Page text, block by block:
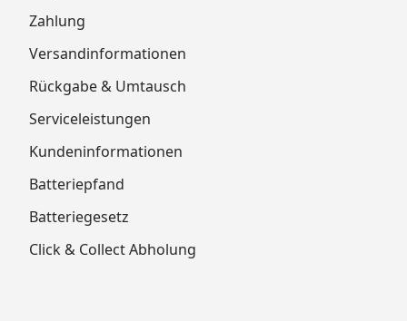
Zahlung
Versandinformationen
Rückgabe & Umtausch
Serviceleistungen
Kundeninformationen
Batteriepfand
Batteriegesetz
Click & Collect Abholung